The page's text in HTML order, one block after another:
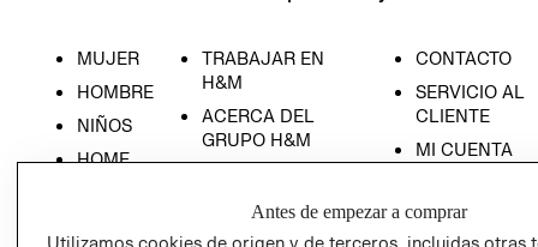
MUJER
HOMBRE
NIÑOS
HOME
TRABAJAR EN
H&M
ACERCA DEL
GRUPO H&M
CONTACTO
SERVICIO AL
CLIENTE
MI CUENTA
TIENDAS
Antes de empezar a comprar
Utilizamos cookies de origen y de terceros, incluidas otras